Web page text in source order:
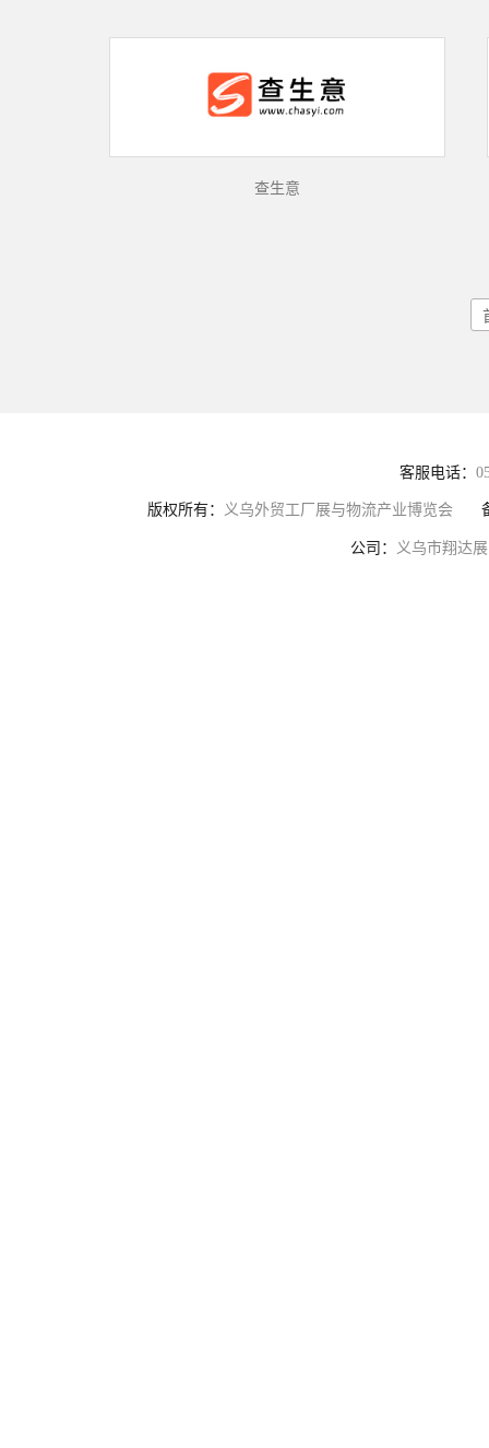
查生意
客服电话：
版权所有： 义乌外贸工厂展与物流产业博览会
公司： 义乌市翔达